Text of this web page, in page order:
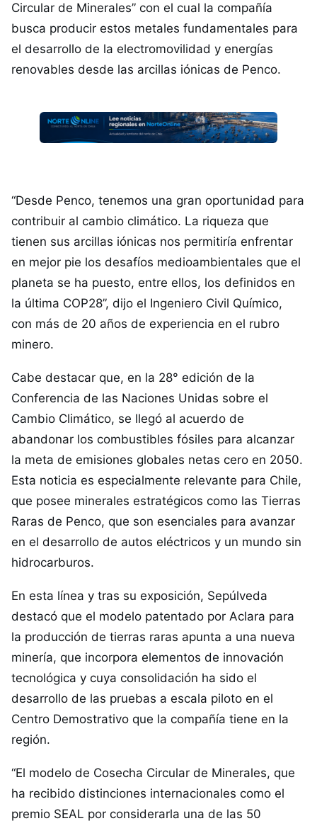
Circular de Minerales” con el cual la compañía
busca producir estos metales fundamentales para
el desarrollo de la electromovilidad y energías
renovables desde las arcillas iónicas de Penco.
“Desde Penco, tenemos una gran oportunidad para
contribuir al cambio climático. La riqueza que
tienen sus arcillas iónicas nos permitiría enfrentar
en mejor pie los desafíos medioambientales que el
planeta se ha puesto, entre ellos, los definidos en
la última COP28”, dijo el Ingeniero Civil Químico,
con más de 20 años de experiencia en el rubro
minero.
Cabe destacar que, en la 28° edición de la
Conferencia de las Naciones Unidas sobre el
Cambio Climático, se llegó al acuerdo de
abandonar los combustibles fósiles para alcanzar
la meta de emisiones globales netas cero en 2050.
Esta noticia es especialmente relevante para Chile,
que posee minerales estratégicos como las Tierras
Raras de Penco, que son esenciales para avanzar
en el desarrollo de autos eléctricos y un mundo sin
hidrocarburos.
En esta línea y tras su exposición, Sepúlveda
destacó que el modelo patentado por Aclara para
la producción de tierras raras apunta a una nueva
minería, que incorpora elementos de innovación
tecnológica y cuya consolidación ha sido el
desarrollo de las pruebas a escala piloto en el
Centro Demostrativo que la compañía tiene en la
región.
“El modelo de Cosecha Circular de Minerales, que
ha recibido distinciones internacionales como el
premio SEAL por considerarla una de las 50